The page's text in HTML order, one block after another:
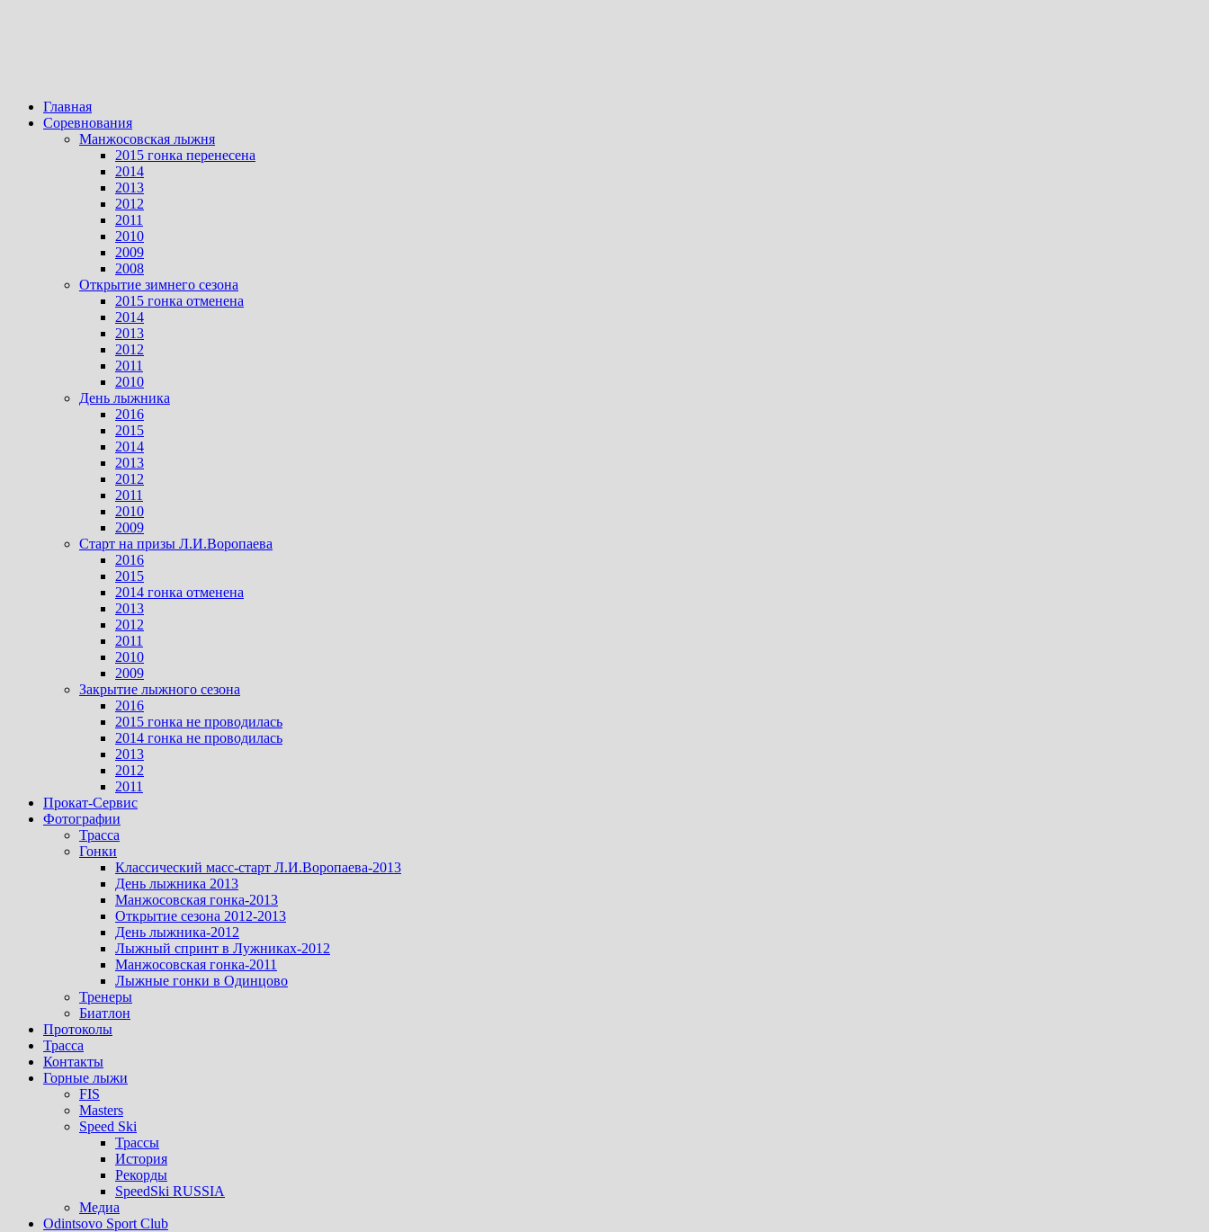
Главная
Соревнования
Манжосовская лыжня
2015 гонка перенесена
2014
2013
2012
2011
2010
2009
2008
Открытие зимнего сезона
2015 гонка отменена
2014
2013
2012
2011
2010
День лыжника
2016
2015
2014
2013
2012
2011
2010
2009
Старт на призы Л.И.Воропаева
2016
2015
2014 гонка отменена
2013
2012
2011
2010
2009
Закрытие лыжного сезона
2016
2015 гонка не проводилась
2014 гонка не проводилась
2013
2012
2011
Прокат-Сервис
Фотографии
Трасса
Гонки
Классический масс-старт Л.И.Воропаева-2013
День лыжника 2013
Манжосовская гонка-2013
Открытие сезона 2012-2013
День лыжника-2012
Лыжный спринт в Лужниках-2012
Манжосовская гонка-2011
Лыжные гонки в Одинцово
Тренеры
Биатлон
Протоколы
Трасса
Контакты
Горные лыжи
FIS
Masters
Speed Ski
Трассы
История
Рекорды
SpeedSki RUSSIA
Медиа
Odintsovo Sport Club